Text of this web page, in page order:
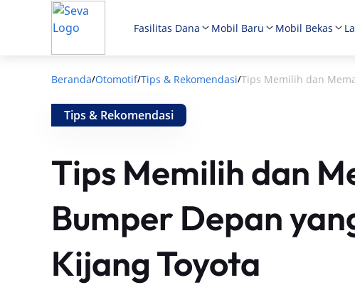
Fasilitas Dana Mobil Baru Mobil Bekas
Beranda/Otomotif/Tips & Rekomendasi/Tips Memilih dan
Tips & Rekomendasi
Tips Memilih dan
Bumper Depan
Kijang Toyota